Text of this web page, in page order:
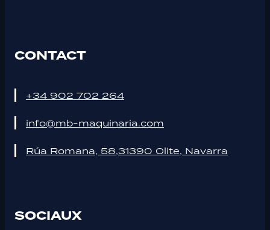
CONTACT
+34 902 702 264
info@mb-maquinaria.com
Rúa Romana, 58,31390 Olite, Navarra
SOCIAUX